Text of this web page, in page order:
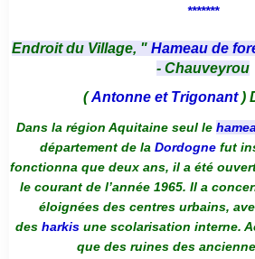
*******
Endroit du Village, " Hameau de
- Chauveyrou
(Antonne et Trigonant)
Dans la région Aquitaine seul le
département de la Dordogne fut
fonctionna que deux ans, il a été
le courant de l’année 1965. Il a
éloignées des centres urbains,
des harkis une scolarisation interne.
que des ruines des